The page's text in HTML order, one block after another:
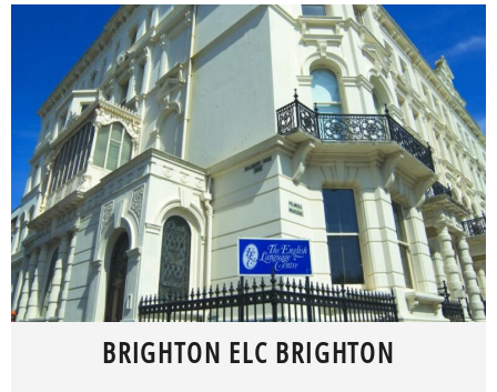
BRIGHTON ELC BRIGHTON